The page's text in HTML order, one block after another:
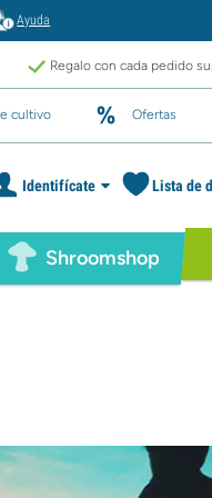
Ayuda
Regalo con cada pedido
cultivo Ofertas
Identifícate Lista de
Shroomshop